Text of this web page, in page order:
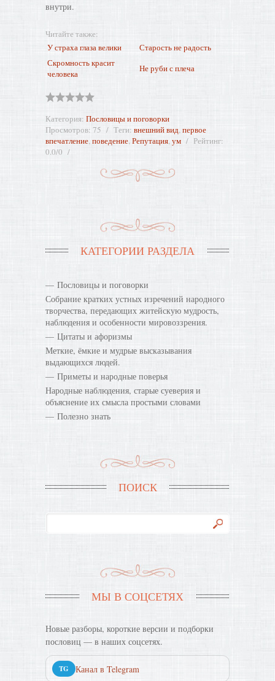
внутри.
Читайте также:
У страха глаза велики
Старость не радость
Скромность красит
человека
Не руби с плеча
Категория: Пословицы и поговорки
Просмотров: 75 Теги: внешний вид,первое
впечатление,поведение,Репутация,ум Рейтинг:
0.0/0
КАТЕГОРИИ РАЗДЕЛА
Пословицы и поговорки
Собрание кратких устных изречений народного
творчества, передающих житейскую мудрость,
наблюдения и особенности мировоззрения.
Цитаты и афоризмы
Меткие, ёмкие и мудрые высказывания
выдающихся людей.
Приметы и народные поверья
Народные наблюдения, старые суеверия и
объяснение их смысла простыми словами
Полезно знать
ПОИСК
МЫ В СОЦСЕТЯХ
Новые разборы, короткие версии и подборки
пословиц — в наших соцсетях.
TG Канал в Telegram